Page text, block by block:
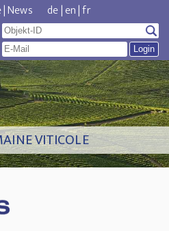
|News de|en|fr
VITICOLE